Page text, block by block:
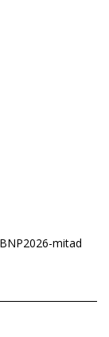
mitad